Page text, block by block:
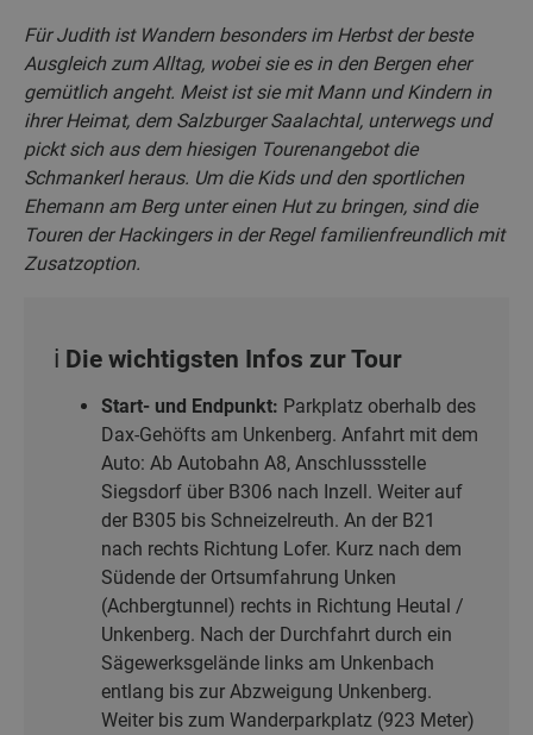
Für Judith ist Wandern besonders im Herbst der beste
Ausgleich zum Alltag, wobei sie es in den Bergen eher
gemütlich angeht. Meist ist sie mit Mann und Kindern in
ihrer Heimat, dem Salzburger Saalachtal, unterwegs und
pickt sich aus dem hiesigen Tourenangebot die
Schmankerl heraus. Um die Kids und den sportlichen
Ehemann am Berg unter einen Hut zu bringen, sind die
Touren der Hackingers in der Regel familienfreundlich mit
Zusatzoption.
ℹ️ Die wichtigsten Infos zur Tour
Start- und Endpunkt: Parkplatz oberhalb des
Dax-Gehöfts am Unkenberg. Anfahrt mit dem
Auto: Ab Autobahn A8, Anschlussstelle
Siegsdorf über B306 nach Inzell. Weiter auf
der B305 bis Schneizelreuth. An der B21
nach rechts Richtung Lofer. Kurz nach dem
Südende der Ortsumfahrung Unken
(Achbergtunnel) rechts in Richtung Heutal /
Unkenberg. Nach der Durchfahrt durch ein
Sägewerksgelände links am Unkenbach
entlang bis zur Abzweigung Unkenberg.
Weiter bis zum Wanderparkplatz (923 Meter)